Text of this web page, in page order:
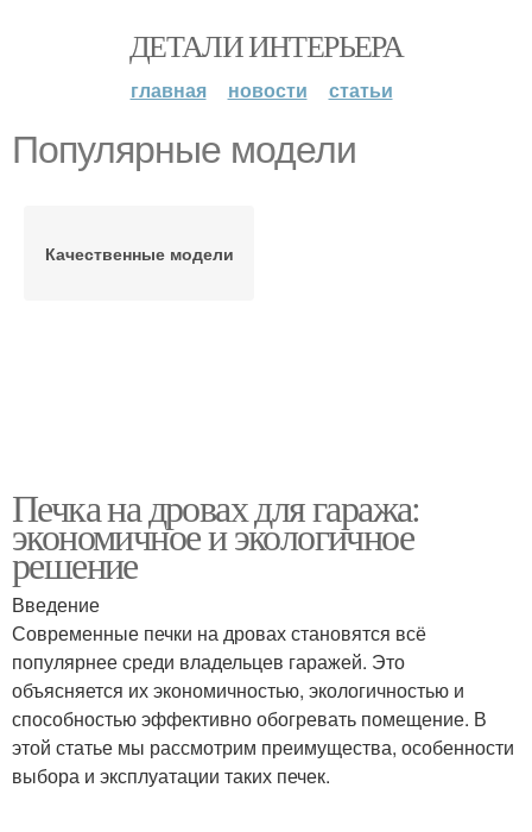
ДЕТАЛИ ИНТЕРЬЕРА
главная новости статьи
Популярные модели
Качественные модели
Печка на дровах для гаража:
экономичное и экологичное
решение
Введение
Современные печки на дровах становятся всё
популярнее среди владельцев гаражей. Это
объясняется их экономичностью, экологичностью и
способностью эффективно обогревать помещение. В
этой статье мы рассмотрим преимущества, особенности
выбора и эксплуатации таких печек.